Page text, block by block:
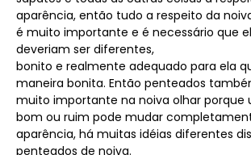
aparência, então tudo a respeito da
é muito importante e é necessário que
deveriam ser diferentes,
bonito e realmente adequado para ela
maneira bonita. Então penteados
muito importante na noiva olhar porque
bom ou ruim pode mudar
aparência, há muitas idéias diferentes
penteados de noiva.